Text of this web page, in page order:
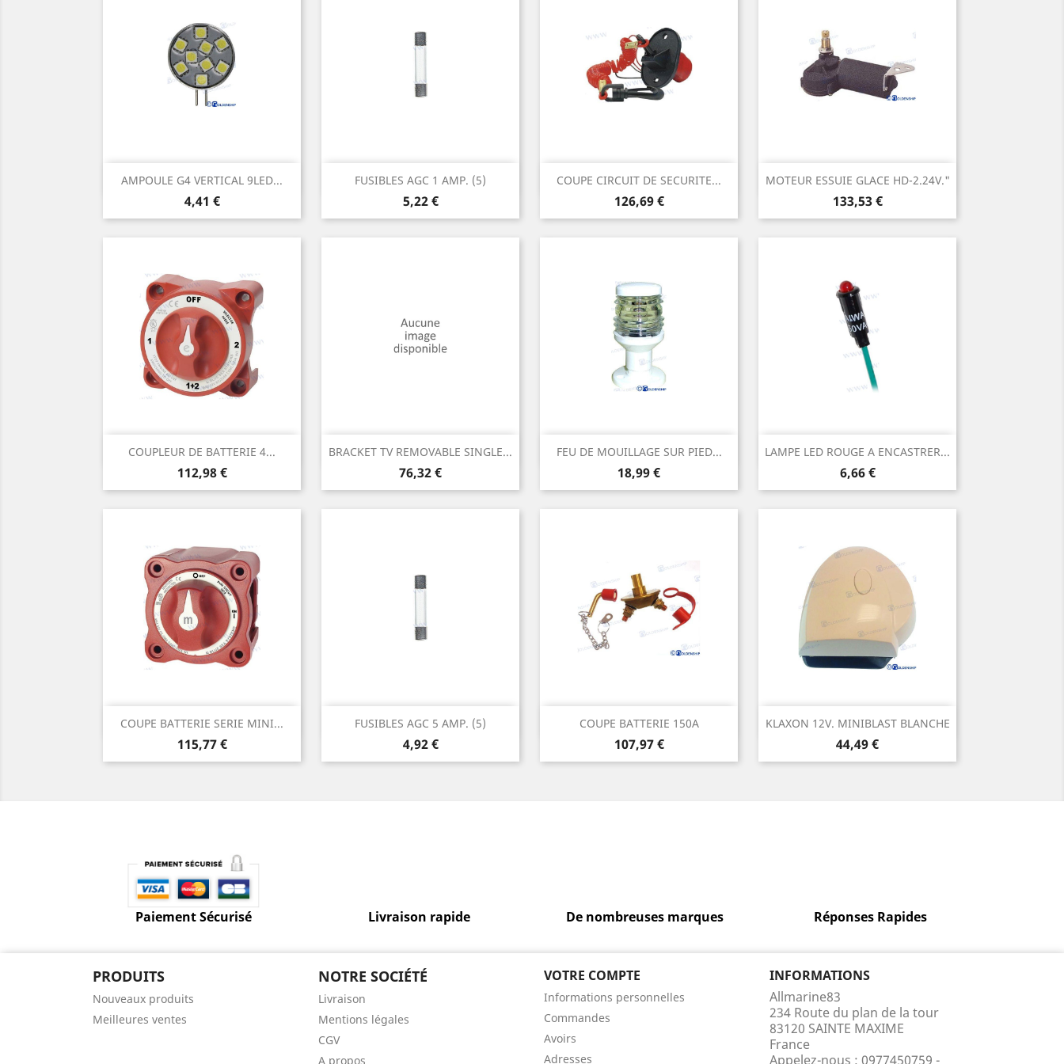
AMPOULE G4 VERTICAL 9LED...
Prix
4,41 €
Aperçu rapide FUSIBLES AGC 1 AMP. (5)
Prix
5,22 €
Aperçu rapide COUPE CIRCUIT DE SECURITE...
Prix
126,69 €
Aperçu rapide MOTEUR ESSUIE GLACE HD-2.24V."
Prix
133,53 €
Aperçu rapide
COUPLEUR DE BATTERIE 4...
Prix
112,98 €
Aperçu rapide BRACKET TV REMOVABLE SINGLE...
Prix
76,32 €
Aperçu rapide FEU DE MOUILLAGE SUR PIED...
Prix
18,99 €
Aperçu rapide LAMPE LED ROUGE A ENCASTRER...
Prix
6,66 €
Aperçu rapide
COUPE BATTERIE SERIE MINI...
Prix
115,77 €
Aperçu rapide FUSIBLES AGC 5 AMP. (5)
Prix
4,92 €
Aperçu rapide COUPE BATTERIE 150A
Prix
107,97 €
Aperçu rapide KLAXON 12V. MINIBLAST BLANCHE
Prix
44,49 €
Aperçu rapide
Paiement Sécurisé Livraison rapide De nombreuses marques Réponses Rapides
PRODUITS
Nouveaux produits
Meilleures ventes
NOTRE SOCIÉTÉ
Livraison
Mentions légales
CGV
A propos
VOTRE COMPTE
Informations personnelles
Commandes
Avoirs
Adresses
INFORMATIONS
Allmarine83
234 Route du plan de la tour
83120 SAINTE MAXIME
France
Appelez-nous : 0977450759 -